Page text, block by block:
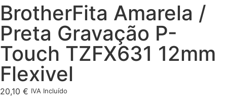
BrotherFita Amarela /
Preta Gravação P-
Touch TZFX631 12mm
Flexivel
20,10 € IVA Incluído